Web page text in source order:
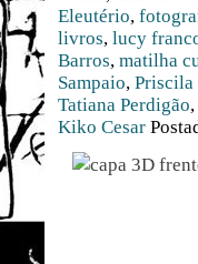
Eleutério,
livros, lucy
Barros, matilha
Sampaio, Priscila
Tatiana Perdigão,
Kiko Cesar